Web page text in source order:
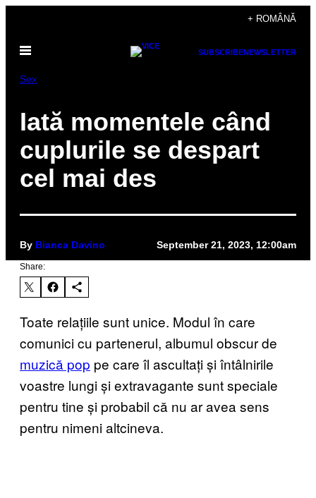
content
+ ROMÂNĂ
Open
SUBSCRIBENEWSLETTER
Sex
Iată momentele când
cuplurile se despart
cel mai des
By Bianca Davino September 21, 2023, 12:00am
Share:
Toate relațiile sunt unice. Modul în care
comunici cu partenerul, albumul obscur de
muzică pop pe care îl ascultați și întâlnirile
voastre lungi și extravagante sunt speciale
pentru tine și probabil că nu ar avea sens
pentru nimeni altcineva.